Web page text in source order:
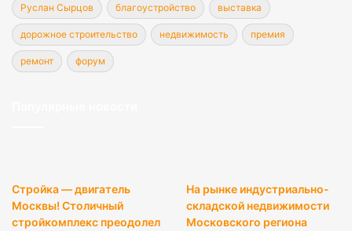
Руслан Сырцов благоустройство выставка
дорожное строительство недвижимость премия
ремонт форум
Стройка — двигатель
Москвы! Столичный
стройкомплекс преодолел
На рынке индустриально-
складской недвижимости
Московского региона